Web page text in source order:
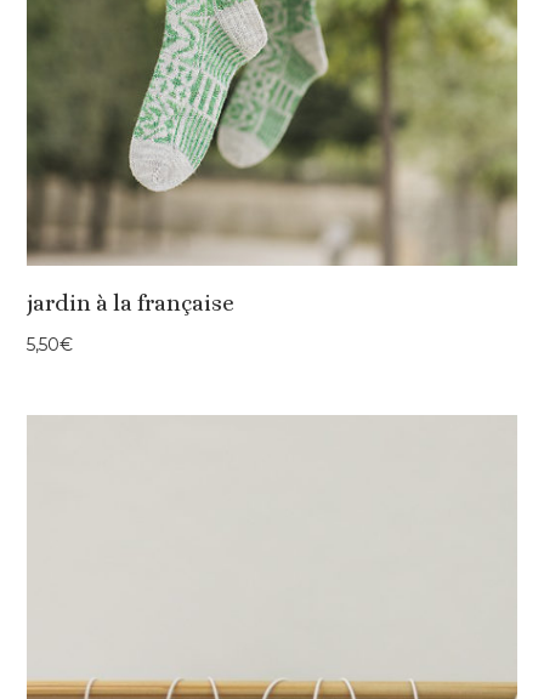
jardin à la française
5,50€